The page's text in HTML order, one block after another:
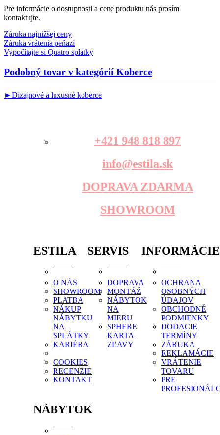
Pre informácie o dostupnosti a cene produktu nás prosím
kontaktujte.
Záruka najnižšej ceny
Záruka vrátenia peňazí
Vypočítajte si Quatro splátky
Podobný tovar v kategórií Koberce
►Dizajnové a luxusné koberce
+421 948 818 897
info@estila.sk
DOPRAVA ZDARMA
SHOWROOM
ESTILA
O NÁS
SHOWROOM
PLATBA
NÁKUP
NÁBYTKU
NA
SPLÁTKY
KARIÉRA
COOKIES
RECENZIE
KONTAKT
SERVIS
DOPRAVA
MONTÁŽ
NÁBYTOK
NA
MIERU
SPHERE
KARTA
ZĽAVY
INFORMÁCIE
OCHRANA
OSOBNÝCH
ÚDAJOV
OBCHODNÉ
PODMIENKY
DODACIE
TERMÍNY
ZÁRUKA
REKLAMÁCIE
VRÁTENIE
TOVARU
PRE
NÁBYTOK